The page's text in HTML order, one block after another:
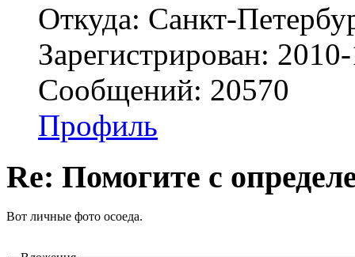
Откуда: Санкт-
Зарегистрирован:
Сообщений: 20570
Профиль
Re: Помогите с
Вот личные фото осоеда.